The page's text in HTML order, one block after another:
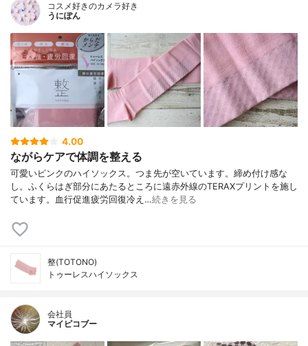
コスメ好きのカメラ好き
うにぽん
4.00
ながらケアで体調を整える
可愛いピンクのハイソックス。つま先が空いています。締め付け感な
し。ふくらはぎ部分にあたるところに遠赤外線のTERAXプリントを施し
ています。血行促進疲労回復冷え…続きを見る
整(TOTONO)
トゥーレスハイソックス
会社員
マイピコブー